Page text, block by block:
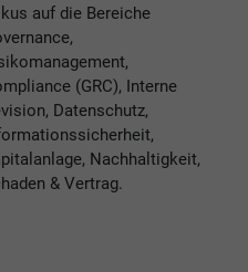
auf die Bereiche
(GRC), Interne
Datenschutz,
Nachhaltigkeit,
& Vertrag.